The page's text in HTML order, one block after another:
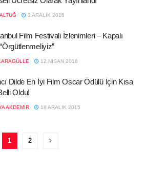
3 ARALIK 2016
Film Festivali İzlenimleri – Kapalı
12 NISAN 2016
Dilde En İyi Film Oscar Ödülü İçin Kısa
Oldu!
AKDEMIR 18 ARALIK 2015
1 2